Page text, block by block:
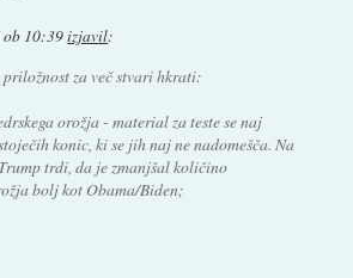
ob 10:39izjavil:
za več stvari hkrati:
orožja - material za teste se naj
konic, ki se jih naj ne nadomešča. Na
trdi, da je zmanjšal količino
bolj kot Obama/Biden;